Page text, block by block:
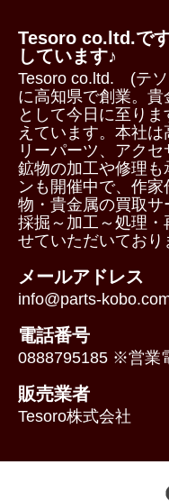
Tesoro co.ltd.で
しています♪
Tesoro co.ltd. (テソ
に高知県で創業。
として今日に至り
えています。本社
リーパーツ、アクセ
鉱物の加工や修理
ンも開催中で、作
物・貴金属の買取
採掘～加工～処理・
せていただいており
メールアドレス
info@parts-
電話番号
0888795185 ※営業
販売業者
Tesoro株式会社